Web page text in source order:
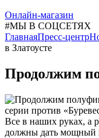
Онлайн-магазин
#МЫ В СОЦСЕТЯХ
ГлавнаяПресс-центр
в Златоусте
Продолжим
серии против
Все в наших руках, а
должны дать мощный